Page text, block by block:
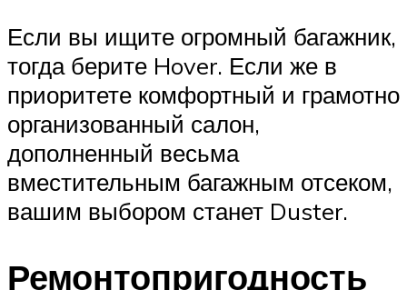
Если вы ищите огромный багажник,
тогда берите Hover. Если же в
приоритете комфортный и грамотно
организованный салон,
дополненный весьма
вместительным багажным отсеком,
вашим выбором станет Duster.
Ремонтопригодность